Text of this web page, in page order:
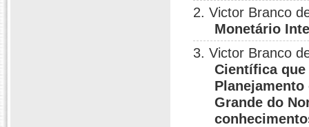
2. Victor Branco
Monetário
3. Victor Branco
Científica
Grande do